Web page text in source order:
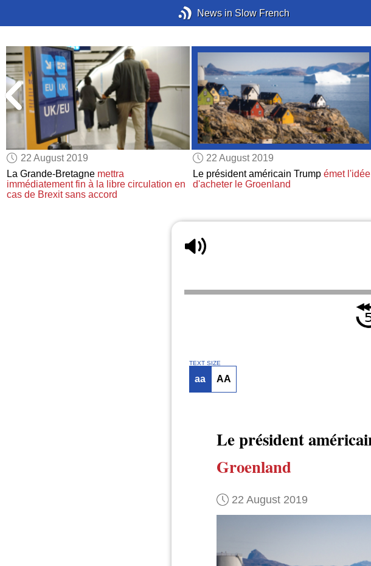
News in Slow French
22 August 2019
La Grande-Bretagne mettra
immédiatement fin à la libre circulation en
cas de Brexit sans accord
22 August 2019
Le président américain Trump émet l'idée
d'acheter le Groenland
TEXT SIZE
aa AA
Le président
Groenland
22 August 2019